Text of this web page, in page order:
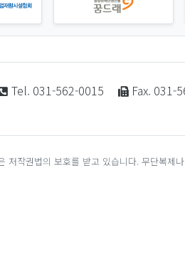
Tel. 031-562-0015
Fax. 031-
저작권법의 보호를 받고 있습니다. 무단복제